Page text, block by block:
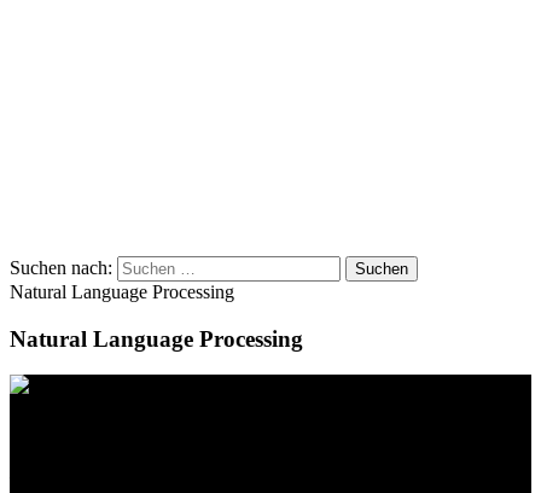
Suchen nach:
Natural Language Processing
Natural Language Processing